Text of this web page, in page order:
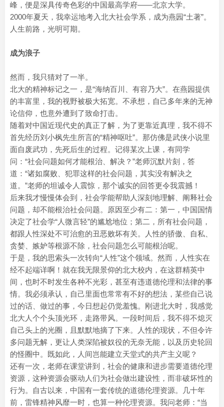
峰，便是深具传奇色彩的中国最高学府——北京大学。
2000年夏天，我幸运地考入北大社会学系，成为燕园“土著”。
人生前路，光明可期。
成为浪子
然而，我只猜对了一半。
北大的精神标记之一，是“海纳百川、有容乃大”。在燕园提供
的丰富里，我的视野被极大拓宽。不承想，自己多年来的无神
论信仰，也意外遭到了致命打击。
随着对中国近现代史的真正了解，为了更靠近真理，我不得不
首先经历刘小枫先生所言的“精神呕吐”。那仿佛是武侠小说里
面自废武功，先死后生的过程。记得某次上课，有同学
问：“社会问题如何才能根治、解决？”老师沉默片刻，答
道：“诸如腐败、犯罪这样的社会问题，其实没有解决之
道。”老师的坦诚令人震惊，那个诚实的回答更令我震撼！
后来我才慢慢体会到，社会学能帮助人深刻地理解、阐释社会
问题，却不能根治社会问题。原因至少有二：第一，中国国情
决定了社会学“人微言轻”的尴尬地位；第二，所有社会问题，
都跟人性深处不可治愈的丑恶败坏有关。人性的骄傲、自私、
贪婪、嫉妒等根源不除，社会问题怎么可能根治呢。
于是，我的思索头一次转向“人性”这个领域。然而，人性实在
经不起端详啊！就在我无限景仰的北大校内，在这群精英中
间，也时不时发生各种不光彩，甚至有违道德伦理和法律的事
情。我必须承认，自己里面也常常有不好的想法，某些自己说
过的话、做过的事，今日想起仍觉羞愧。刚进北大时，我感觉
北大人个个头顶光环，走路带风。一段时间后，我不得不熄灭
自己头上的光圈，且默默地摘了下来。人性的现状，不但令许
多问题无解，更让人类深陷被奴役的无奈无能，以及历史轮回
的怪圈中。既如此，人间岂能建立天堂式的共产主义呢？
还有一次，老师在课堂讲到，社会的健康和进步需要道德伦理
资源，这种资源会驱动人们为社会做出建设性，而非破坏性的
行为。自古以来，中国有一套传统的道德伦理资源。几十年
前，雷锋精神风靡一时，也算一种伦理资源。我问老师：“当